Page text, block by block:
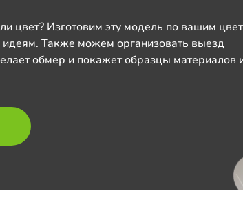
цвет? Изготовим эту модель по вашим
Также можем организовать выезд
обмер и покажет образцы материалов